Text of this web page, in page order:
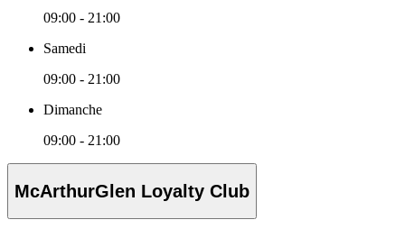
09:00 - 21:00
Samedi
09:00 - 21:00
Dimanche
09:00 - 21:00
McArthurGlen Loyalty Club